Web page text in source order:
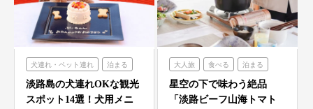
犬連れ・ペット連れ 泊まる
ミエレザガーデン
のじまスコーラ
淡路島の犬連れOKな観光
スポット14選！犬用メニ
大人旅 食べる 泊まる
グランシャリオ
星空の下で味わう絶品
「淡路ビーフ山海トマト